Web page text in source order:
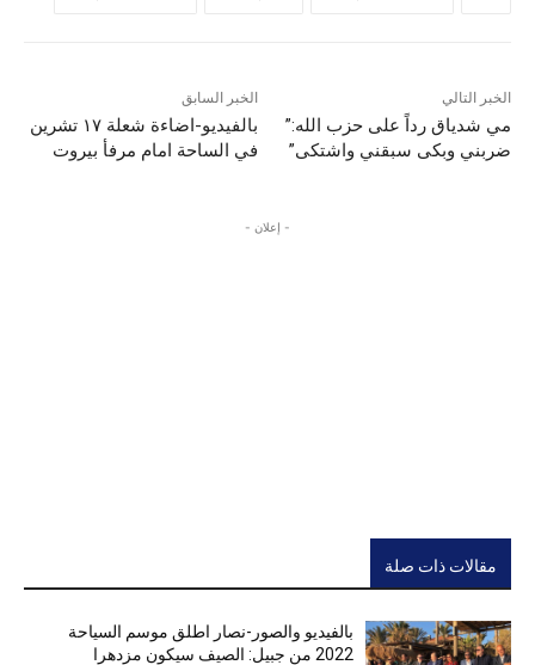
الخبر السابق
بالفيديو-اضاءة شعلة ١٧ تشرين
في الساحة امام مرفأ بيروت
الخبر التالي
مي شدياق رداً على حزب الله:”
ضربني وبكى سبقني واشتكى”
- إعلان -
مقالات ذات صلة
بالفيديو والصور-نصار اطلق موسم السياحة
2022 من جبيل: الصيف سيكون مزدهرا